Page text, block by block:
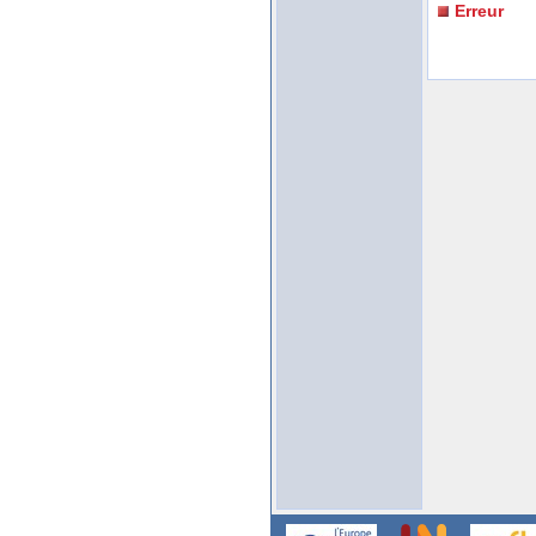
Erreur